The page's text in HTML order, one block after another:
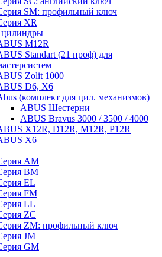
SM: профильный ключ
XR
M12R
Standart (21 проф) для
Zolit 1000
D6, X6
(комплект для цил. механизмов)
ABUS Шестерни
ABUS Bravus 3000 / 3500 / 4000
X12R, D12R, M12R, P12R
X6
AM
BM
EL
FM
LL
ZC
ZM: профильный ключ
JM
GM